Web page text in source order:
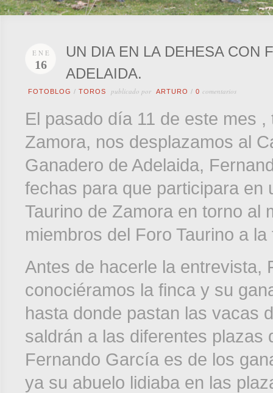
ENE
16
UN DIA EN LA DEHESA CON
ADELAIDA.
FOTOBLOG / TOROS publicado por ARTURO / 0 comentarios
El pasado día 11 de este mes
Zamora, nos desplazamos al
Ganadero de Adelaida,
fechas para que participara en
Taurino de Zamora en torno al
miembros del Foro Taurino a la
Antes de hacerle la entrevista,
conociéramos la finca y su
hasta donde pastan las vacas
saldrán a las diferentes plazas
Fernando García es de los
ya su abuelo lidiaba en las